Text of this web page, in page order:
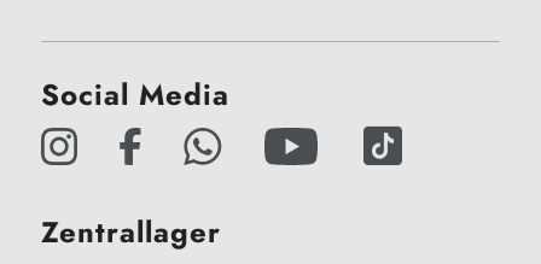
Social Media
Zentrallager